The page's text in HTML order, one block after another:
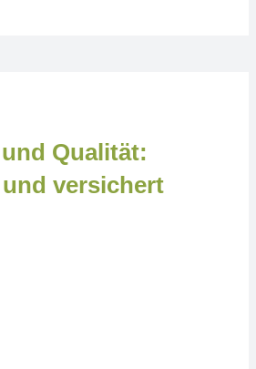
Qualität:
versichert